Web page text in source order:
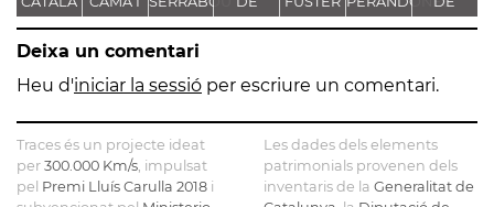
ESCURRA
L'ANTIGA
C.E.L.O.
- CASA
FARJAS
NOSTRA
DE LA
Deixa un comentari
Heu d'iniciar la sessió per escriure un comentari.
Traces és un projecte ideat
per 300.000 Km/s , impulsat
pel Premi Lluís Carulla 2018 i
Les dades dels elements
patrimonials provenen dels
inventaris de la Generalitat de